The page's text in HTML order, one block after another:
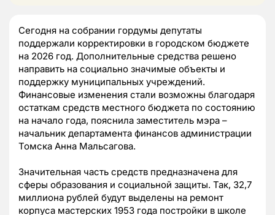
Сегодня на собрании гордумы депутаты
поддержали корректировки в городском бюджете
на 2026 год. Дополнительные средства решено
направить на социально значимые объекты и
поддержку муниципальных учреждений.
Финансовые изменения стали возможны благодаря
остаткам средств местного бюджета по состоянию
на начало года, пояснила заместитель мэра –
начальник департамента финансов администрации
Томска Анна Мальсагова.
Значительная часть средств предназначена для
сферы образования и социальной защиты. Так, 32,7
миллиона рублей будут выделены на ремонт
корпуса мастерских 1953 года постройки в школе